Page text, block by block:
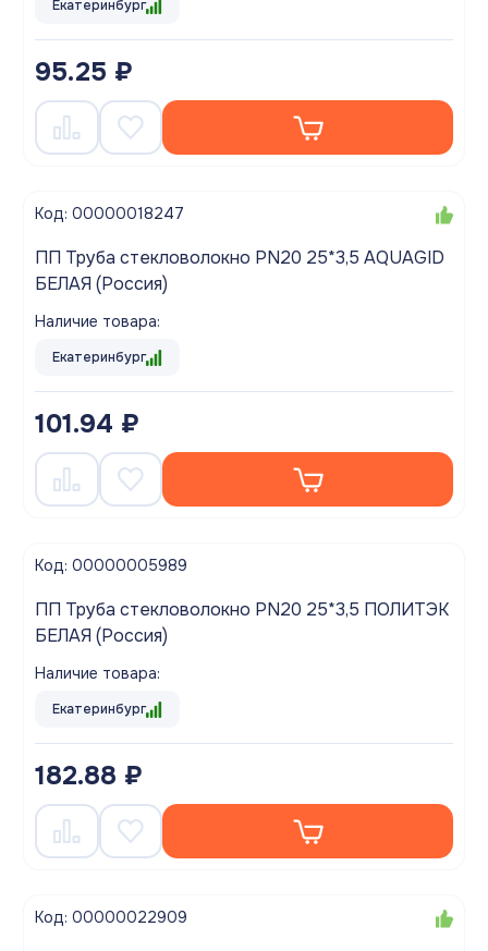
Екатеринбург
95.25 ₽
Код: 00000018247
ПП Труба стекловолокно PN20 25*3,5 AQUAGID
БЕЛАЯ (Россия)
Наличие товара:
Екатеринбург
101.94 ₽
Код: 00000005989
ПП Труба стекловолокно PN20 25*3,5 ПОЛИТЭК
БЕЛАЯ (Россия)
Наличие товара:
Екатеринбург
182.88 ₽
Код: 00000022909